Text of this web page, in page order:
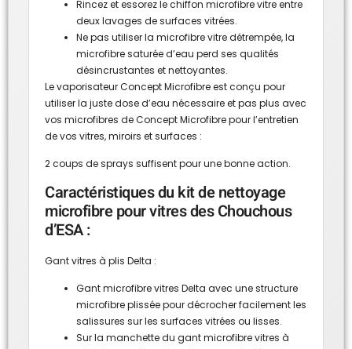
Rincez et essorez le chiffon microfibre vitre entre
deux lavages de surfaces vitrées.
Ne pas utiliser la microfibre vitre détrempée, la
microfibre saturée d’eau perd ses qualités
désincrustantes et nettoyantes.
Le vaporisateur Concept Microfibre est conçu pour
utiliser la juste dose d’eau nécessaire et pas plus avec
vos microfibres de Concept Microfibre pour l’entretien
de vos vitres, miroirs et surfaces :
2 coups de sprays suffisent pour une bonne action.
Caractéristiques du kit de nettoyage
microfibre pour vitres des Chouchous
d’ESA :
Gant vitres à plis Delta :
Gant microfibre vitres Delta avec une structure
microfibre plissée pour décrocher facilement les
salissures sur les surfaces vitrées ou lisses.
Sur la manchette du gant microfibre vitres à